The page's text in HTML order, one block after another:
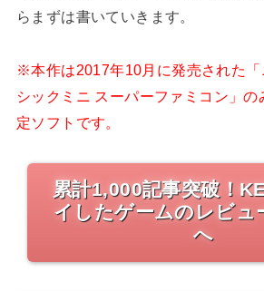
らまずは書いていきます。
※本作は2017年10月に発売された「
シックミニ スーパーファミコン」の
定ソフトです。
累計1,000記事突破！
イしたゲームのレビュ
へ